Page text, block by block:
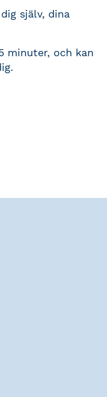
själv, dina
minuter, och kan